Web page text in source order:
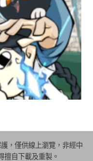
，僅供線上瀏覽，非經中
擅自下載及重製。